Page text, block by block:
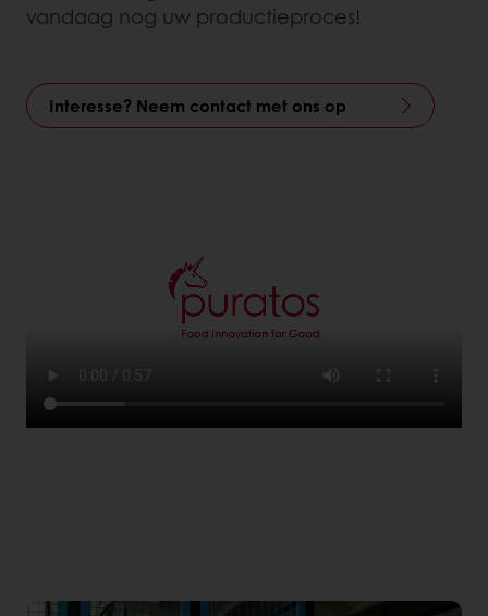
vandaag nog uw productieproces!
Interesse? Neem contact met ons op